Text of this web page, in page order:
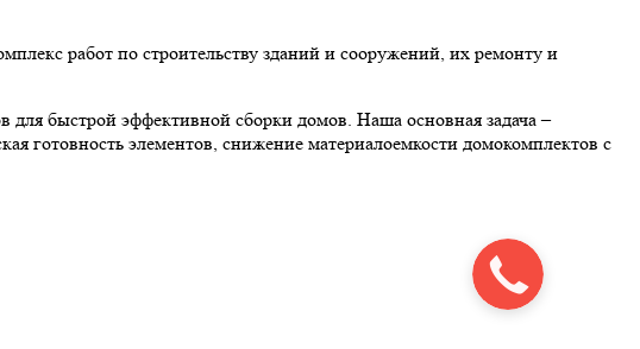
работ по строительству зданий и сооружений, их ремонту и
быстрой эффективной сборки домов. Наша основная задача –
готовность элементов, снижение материалоемкости домокомплектов с
Закажите
звонок!